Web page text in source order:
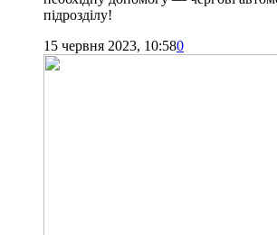
підрозділу!
15 червня 2023, 10:580